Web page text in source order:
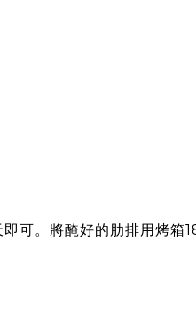
可。將醃好的肋排用烤箱